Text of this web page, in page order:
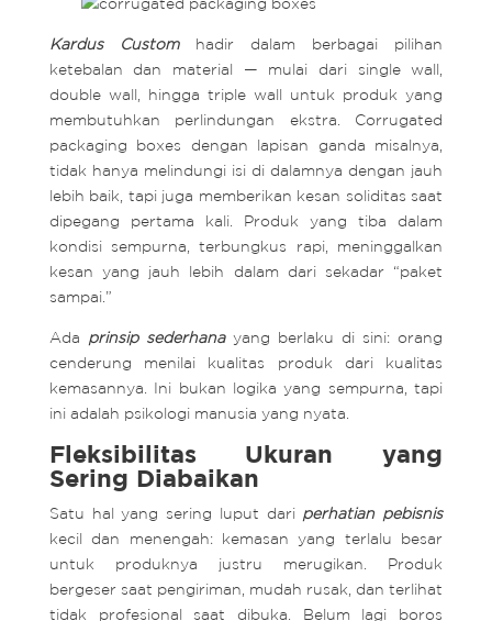
Kardus Customhadir dalam berbagai pilihan
ketebalan dan material — mulai dari single wall,
double wall, hingga triple wall untuk produk yang
membutuhkan perlindungan ekstra. Corrugated
packaging boxes dengan lapisan ganda misalnya,
tidak hanya melindungi isi di dalamnya dengan jauh
lebih baik, tapi juga memberikan kesan soliditas saat
dipegang pertama kali. Produk yang tiba dalam
kondisi sempurna, terbungkus rapi, meninggalkan
kesan yang jauh lebih dalam dari sekadar “paket
sampai.”
Ada prinsip sederhanayang berlaku di sini: orang
cenderung menilai kualitas produk dari kualitas
kemasannya. Ini bukan logika yang sempurna, tapi
ini adalah psikologi manusia yang nyata.
Fleksibilitas Ukuran yang
Sering Diabaikan
Satu hal yang sering luput dari perhatian pebisnis
kecil dan menengah: kemasan yang terlalu besar
untuk produknya justru merugikan. Produk
bergeser saat pengiriman, mudah rusak, dan terlihat
tidak profesional saat dibuka. Belum lagi boros